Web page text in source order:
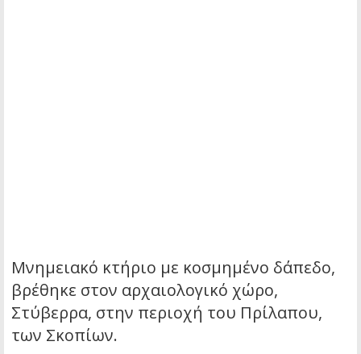
Μνημειακό κτήριο με κοσμημένο δάπεδο,
βρέθηκε στον αρχαιολογικό χώρο,
Στύβερρα, στην περιοχή του Πρίλαπου,
των Σκοπίων.